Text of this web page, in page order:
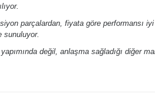
parçalardan, fiyata göre performansı
sunuluyor.
değil, anlaşma sağladığı diğer